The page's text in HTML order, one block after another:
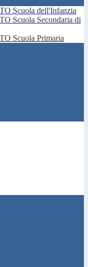
Scuola dell'Infanzia
Scuola Secondaria di
Scuola Primaria